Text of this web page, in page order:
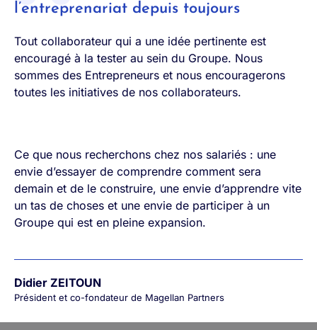
l’entreprenariat depuis toujours
Tout collaborateur qui a une idée pertinente est
encouragé à la tester au sein du Groupe. Nous
sommes des Entrepreneurs et nous encouragerons
toutes les initiatives de nos collaborateurs.
Ce que nous recherchons chez nos salariés : une
envie d’essayer de comprendre comment sera
demain et de le construire, une envie d’apprendre vite
un tas de choses et une envie de participer à un
Groupe qui est en pleine expansion.
Didier ZEITOUN
Président et co-fondateur de Magellan Partners